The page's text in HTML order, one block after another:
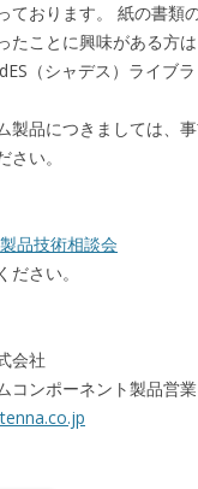
ております。 紙の書類
たことに興味がある方
（シャデス）ライブラ
製品につきましては、
い。
品技術相談会
さい。
会社
コンポーネント製品営